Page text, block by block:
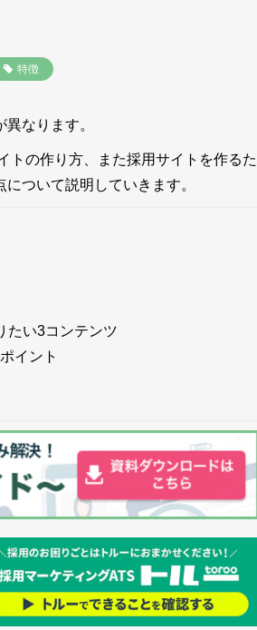
特徴
なります。
トの作り方、また採用サイトを作るた
ついて説明していきます。
たい3コンテンツ
イント